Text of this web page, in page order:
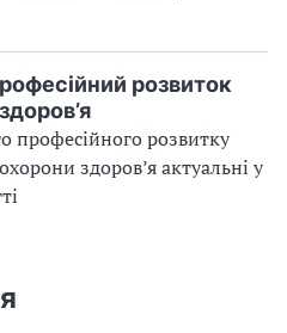
розвиток
професійного розвитку
здоров’я актуальні у